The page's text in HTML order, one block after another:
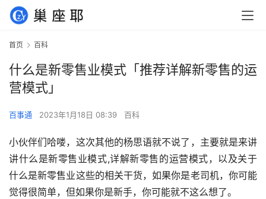
首页 百科
什么是新零售业模式「推荐详解新零售的运
营模式」
百事通 2023年1月18日 08:39 百科
小伙伴们哈喽，这次其他的杨思语就不说了，主要就是来讲
讲什么是新零售业模式,详解新零售的运营模式，以及关于
什么是新零售业这些的相关干货，如果你是老司机，你可能
觉得很简单，但如果你是新手，你可能就不这么想了。